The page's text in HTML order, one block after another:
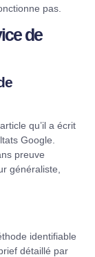
pas.
de
qu’il a écrit
Google.
preuve
généraliste,
identifiable
détaillé par